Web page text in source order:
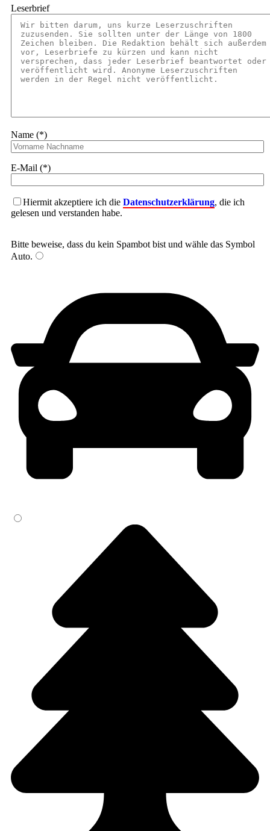
Leserbrief
Name (*)
E-Mail (*)
Hiermit akzeptiere ich die Datenschutzerklärung, die ich
gelesen und verstanden habe.
Bitte beweise, dass du kein Spambot bist und wähle das Symbol
Auto.